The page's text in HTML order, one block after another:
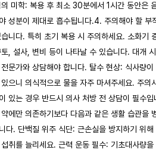
미학: 복용 후 최소 30분에서 1시간 동안은
성분이 제대로 흡수됩니다. ​ 4. 주의해야 할 부
니다. 특히 초기 복용 시 주의하세요. 소화기
, 설사, 변비 등이 나타날 수 있습니다. 대개
문가와 상담해야 합니다. 탈수 현상: 식사량
으니 의식적으로 물을 자주 마셔주세요. 주의
있는 경우 반드시 의사 처방 전 상담이 필수
에만 의존하기보다 다음과 같은 생활 습관을
다. 단백질 위주 식단: 근손실을 방지하기 위
취를 늘리세요. 근력 운동 필수: 기초대사량